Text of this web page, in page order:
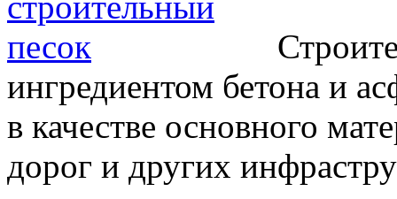
ингредиентом бетона и
в качестве основного
дорог и других